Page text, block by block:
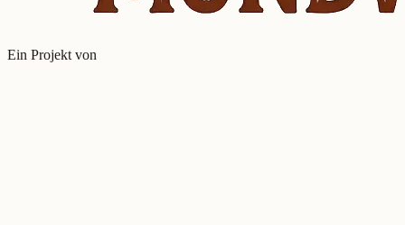
Ein Projekt von